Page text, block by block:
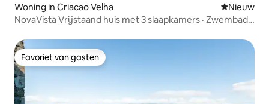
Woning in Criacao Velha Nieuwe
Nieuw
NovaVista Vrijstaand huis met 3 slaapkamers · Zwembad
Favoriet van gasten
Favoriet van gasten